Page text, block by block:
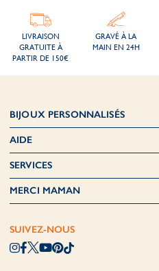
LIVRAISON
GRATUITE À
PARTIR DE 150€
GRAVÉ À LA
MAIN EN 24H
BIJOUX PERSONNALISÉS
AIDE
SERVICES
MERCI MAMAN
SUIVEZ-NOUS